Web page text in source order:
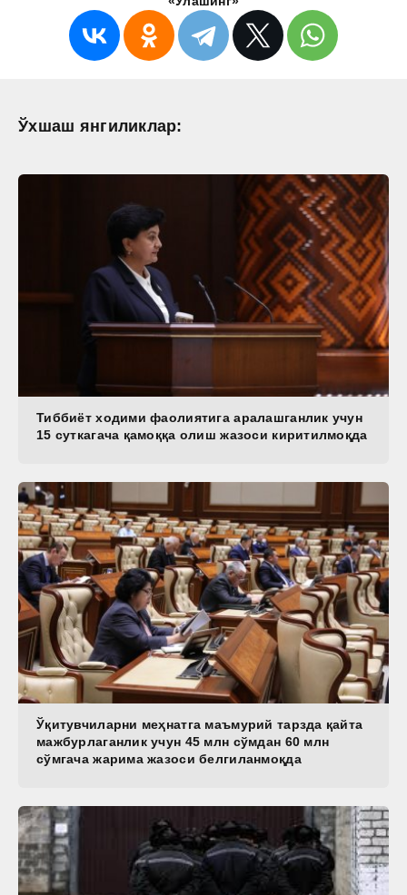
Ўхшаш янгиликлар:
Тиббиёт ходими фаолиятига аралашганлик учун
15 суткагача қамоққа олиш жазоси киритилмоқда
Ўқитувчиларни меҳнатга маъмурий тарзда қайта
мажбурлаганлик учун 45 млн сўмдан 60 млн
сўмгача жарима жазоси белгиланмоқда